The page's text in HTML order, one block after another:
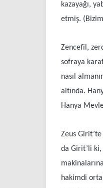
kazayağı,
etmiş.
Zencefil,
sofraya
nasıl
altında.
Hanya
Zeus
da Girit’li ki,
hakimdi